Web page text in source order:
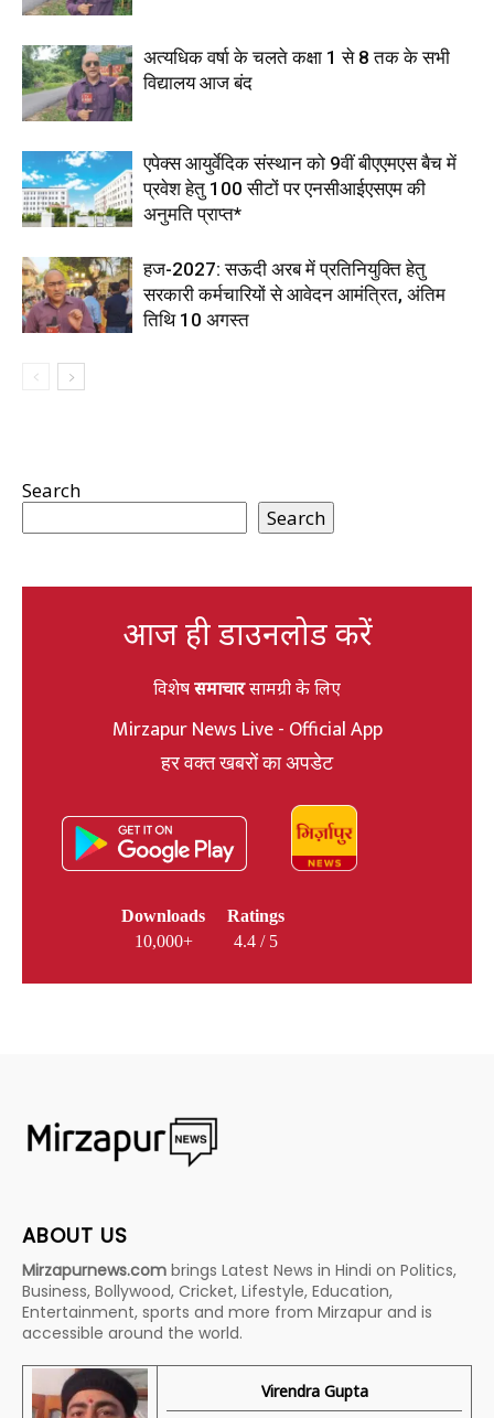
अत्यधिक वर्षा के चलते कक्षा 1 से 8 तक के सभी
विद्यालय आज बंद
एपेक्स आयुर्वेदिक संस्थान को 9वीं बीएएमएस बैच में
प्रवेश हेतु 100 सीटों पर एनसीआईएसएम की
अनुमति प्राप्त*
हज-2027: सऊदी अरब में प्रतिनियुक्ति हेतु
सरकारी कर्मचारियों से आवेदन आमंत्रित, अंतिम
तिथि 10 अगस्त
Search
Search
आज ही डाउनलोड करें
विशेषसमाचारसामग्री के लिए
Mirzapur News Live - Official App
हर वक्त खबरों का अपडेट
Downloads
10,000+
Ratings
4.4 / 5
ABOUT US
Mirzapurnews.com brings Latest News in Hindi on Politics,
Business, Bollywood, Cricket, Lifestyle, Education,
Entertainment, sports and more from Mirzapur and is
accessible around the world.
Virendra Gupta